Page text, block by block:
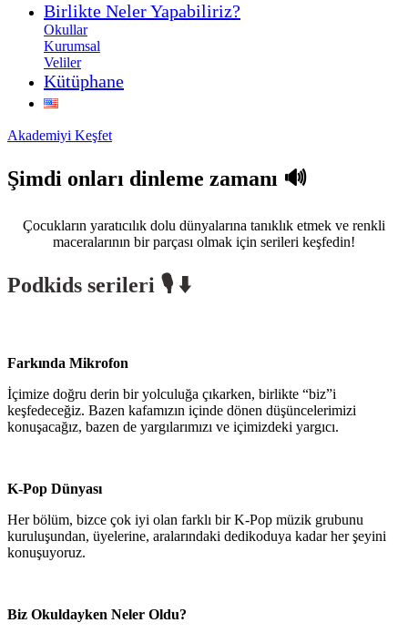
Birlikte Neler Yapabiliriz?
Okullar
Kurumsal
Veliler
Kütüphane
Akademiyi Keşfet
Şimdi onları dinleme zamanı 🔊
Çocukların yaratıcılık dolu dünyalarına tanıklık etmek ve renkli
maceralarının bir parçası olmak için serileri keşfedin!
Podkids serileri 🎙️ ⬇️
Farkında Mikrofon
İçimize doğru derin bir yolculuğa çıkarken, birlikte “biz”i
keşfedeceğiz. Bazen kafamızın içinde dönen düşüncelerimizi
konuşacağız, bazen de yargılarımızı ve içimizdeki yargıcı.
K-Pop Dünyası
Her bölüm, bizce çok iyi olan farklı bir K-Pop müzik grubunu
kuruluşundan, üyelerine, aralarındaki dedikoduya kadar her şeyini
konuşuyoruz.
Biz Okuldayken Neler Oldu?